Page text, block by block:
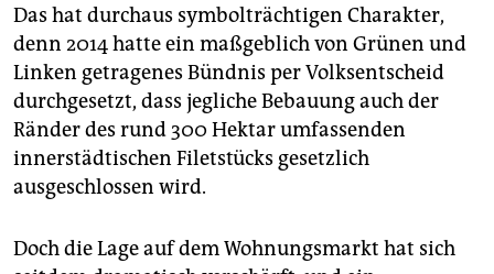
Das hat durchaus symbolträchtigen Charakter,
denn 2014 hatte ein maßgeblich von Grünen und
Linken getragenes Bündnis per Volksentscheid
durchgesetzt, dass jegliche Bebauung auch der
Ränder des rund 300 Hektar umfassenden
innerstädtischen Filetstücks gesetzlich
ausgeschlossen wird.
Doch die Lage auf dem Wohnungsmarkt hat sich